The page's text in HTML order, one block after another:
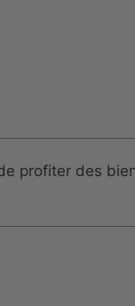
profiter des